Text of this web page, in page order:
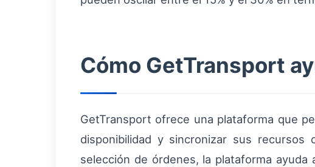
Cómo GetTransport
GetTransport ofrece una plataforma que
disponibilidad y sincronizar sus
selección de órdenes, la plataforma